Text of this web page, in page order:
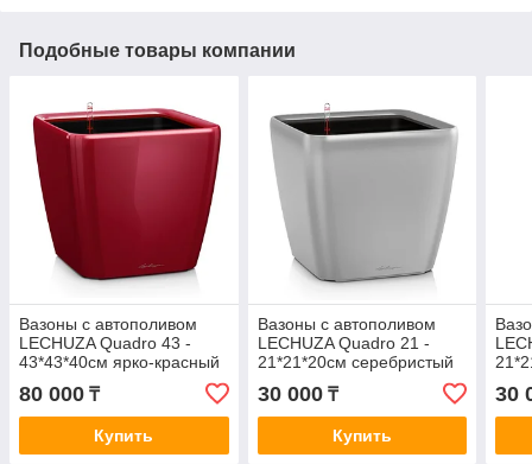
Подобные товары компании
Вазоны с автополивом
LECHUZA Quadro 43 -
43*43*40cм ярко-красный
80 000 ₸
Купить
Вазоны с автополивом
LECHUZA Quadro 21 -
21*21*20cм серебристый
30 000₸
Купить
30